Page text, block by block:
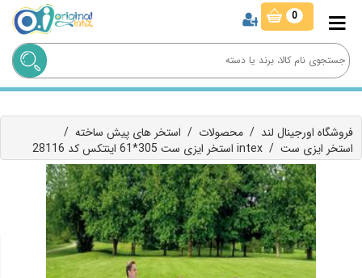
0
فروشگاه اورجینال لند / محصولات / استخر های پیش ساخته /
استخر ایزی ست / استخر ایزی ست 305*61 اینتکس کد 28116 intex